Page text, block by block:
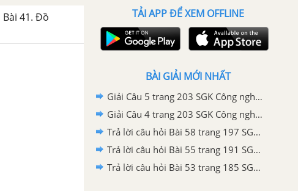
Bài 41. Đồ
TẢI APP ĐỂ XEM OFFLINE
BÀI GIẢI MỚI NHẤT
Giải Câu 5 trang 203 SGK Công nghệ 8
Giải Câu 4 trang 203 SGK Công nghệ 8
Trả lời câu hỏi Bài 58 trang 197 SGK Công nghệ 8
Trả lời câu hỏi Bài 55 trang 191 SGK Công nghệ 8
Trả lời câu hỏi Bài 53 trang 185 SGK Công nghệ 8